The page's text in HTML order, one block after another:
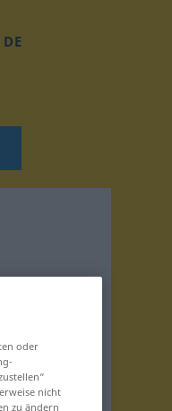
DE
oder
nicht
zu ändern